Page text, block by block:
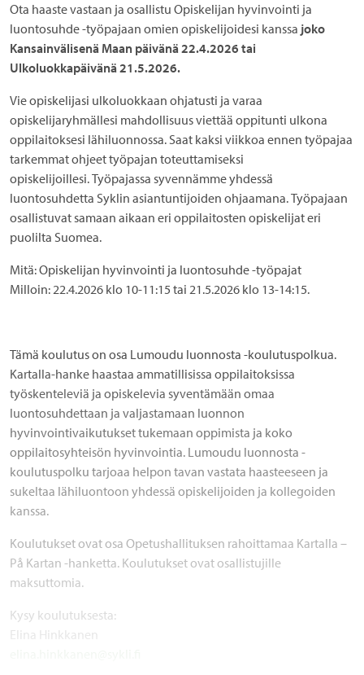
Ota haaste vastaan ja osallistu Opiskelijan hyvinvointi ja
luontosuhde -työpajaan omien opiskelijoidesi kanssa joko
Kansainvälisenä Maan päivänä 22.4.2026 tai
Ulkoluokkapäivänä 21.5.2026.
Vie opiskelijasi ulkoluokkaan ohjatusti ja varaa
opiskelijaryhmällesi mahdollisuus viettää oppitunti ulkona
oppilaitoksesi lähiluonnossa. Saat kaksi viikkoa ennen työpajaa
tarkemmat ohjeet työpajan toteuttamiseksi
opiskelijoillesi.Työpajassa syvennämme yhdessä
luontosuhdetta Syklin asiantuntijoiden ohjaamana. Työpajaan
osallistuvat samaan aikaan eri oppilaitosten opiskelijat eri
puolilta Suomea.
Mitä:Opiskelijan hyvinvointi ja luontosuhde -työpajat
Milloin:22.4.2026 klo 10-11:15 tai 21.5.2026 klo 13-14:15.
Tämä koulutus on osa Lumoudu luonnosta -koulutuspolkua.
Kartalla-hanke haastaa ammatillisissa oppilaitoksissa
työskenteleviä ja opiskelevia syventämään omaa
luontosuhdettaan ja valjastamaan luonnon
hyvinvointivaikutukset tukemaan oppimista ja koko
oppilaitosyhteisön hyvinvointia. Lumoudu luonnosta -
koulutuspolku tarjoaa helpon tavan vastata haasteeseen ja
sukeltaa lähiluontoon yhdessä opiskelijoiden ja kollegoiden
kanssa.
Koulutukset ovat osa Opetushallituksen rahoittamaa Kartalla –
På Kartan -hanketta. Koulutukset ovat osallistujille
maksuttomia.
Kysy koulutuksesta:
Elina Hinkkanen